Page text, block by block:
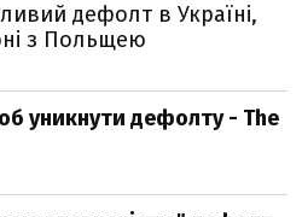
дефолт в Україні,
з Польщею
уникнути дефолту - The